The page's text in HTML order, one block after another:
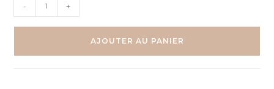
Affiches
- +
AJOUTER AU PANIER